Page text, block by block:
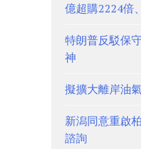
億超購2224倍
特朗普反駁保
神
擬擴大離岸油
新潟同意重啟
諮詢